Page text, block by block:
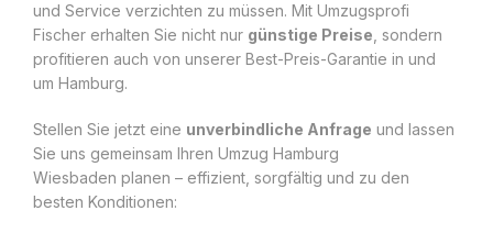
und Service verzichten zu müssen. Mit Umzugsprofi
Fischer erhalten Sie nicht nur günstige Preise , sondern
profitieren auch von unserer Best-Preis-Garantie in und
um Hamburg.
Stellen Sie jetzt eine unverbindliche Anfrage und lassen
Sie uns gemeinsam Ihren Umzug Hamburg
Wiesbaden planen – effizient, sorgfältig und zu den
besten Konditionen: